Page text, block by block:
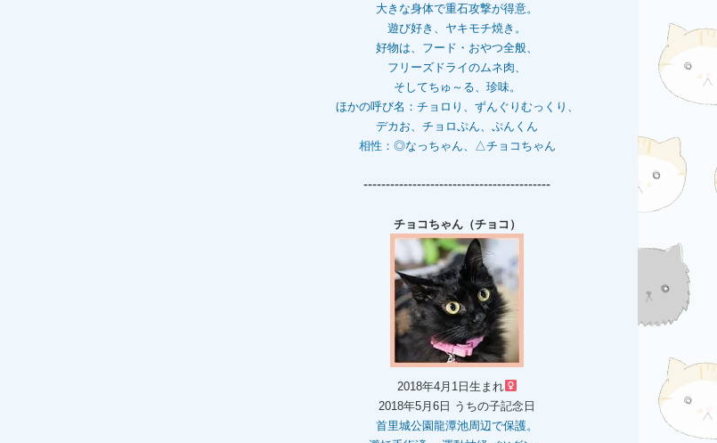
大きな身体で重石攻撃が得意。
遊び好き、ヤキモチ焼き。
好物は、フード・おやつ全般、
フリーズドライのムネ肉、
そしてちゅ～る、珍味。
ほかの呼び名：チョロり、ずんぐりむっくり、
デカお、チョロぷん、ぷんくん
相性： ◎なっちゃん、△チョコちゃん
------------------------------------------
チョコちゃん（チョコ）
2018年4月1日生まれ
2018年5月6日 うちの子記念日
首里城公園龍潭池周辺で保護。